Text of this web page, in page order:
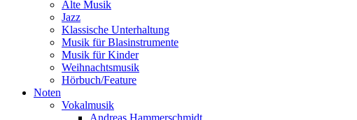
Alte Musik
Jazz
Klassische Unterhaltung
Musik für Blasinstrumente
Musik für Kinder
Weihnachtsmusik
Hörbuch/Feature
Noten
Vokalmusik
Andreas Hammerschmidt